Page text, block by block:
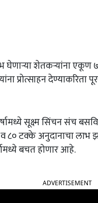
घेणाऱ्या शेतकऱ्यांना
प्रोत्साहन देण्याकरिता
सूक्ष्म सिंचन संच
टक्के अनुदानाचा लाभ
बचत होणार आहे.